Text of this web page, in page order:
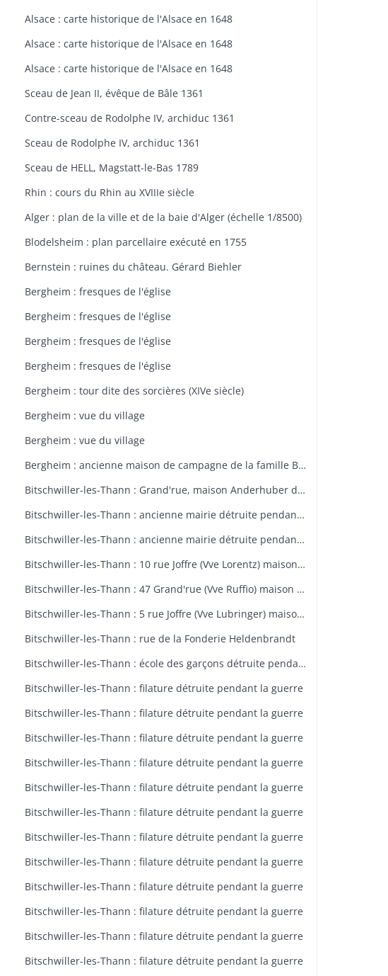
Alsace : carte historique de l'Alsace en 1648
Alsace : carte historique de l'Alsace en 1648
Alsace : carte historique de l'Alsace en 1648
Sceau de Jean II, évêque de Bâle 1361
Contre-sceau de Rodolphe IV, archiduc 1361
Sceau de Rodolphe IV, archiduc 1361
Sceau de HELL, Magstatt-le-Bas 1789
Rhin : cours du Rhin au XVIIIe siècle
Alger : plan de la ville et de la baie d'Alger (échelle 1/8500)
Blodelsheim : plan parcellaire exécuté en 1755
Bernstein : ruines du château. Gérard Biehler
Bergheim : fresques de l'église
Bergheim : fresques de l'église
Bergheim : fresques de l'église
Bergheim : fresques de l'église
Bergheim : tour dite des sorcières (XIVe siècle)
Bergheim : vue du village
Bergheim : vue du village
Bergheim : ancienne maison de campagne de la famille Bourste, actuellement hospice municipal
Bitschwiller-les-Thann : Grand'rue, maison Anderhuber détruite pendant la guerre
Bitschwiller-les-Thann : ancienne mairie détruite pendant la guerre
Bitschwiller-les-Thann : ancienne mairie détruite pendant la guerre
Bitschwiller-les-Thann : 10 rue Joffre (Vve Lorentz) maison détruite pendant la guerre
Bitschwiller-les-Thann : 47 Grand'rue (Vve Ruffio) maison détruite pendant la guerre
Bitschwiller-les-Thann : 5 rue Joffre (Vve Lubringer) maison détruite pendant la guerre
Bitschwiller-les-Thann : rue de la Fonderie Heldenbrandt
Bitschwiller-les-Thann : école des garçons détruite pendant la guerre
Bitschwiller-les-Thann : filature détruite pendant la guerre
Bitschwiller-les-Thann : filature détruite pendant la guerre
Bitschwiller-les-Thann : filature détruite pendant la guerre
Bitschwiller-les-Thann : filature détruite pendant la guerre
Bitschwiller-les-Thann : filature détruite pendant la guerre
Bitschwiller-les-Thann : filature détruite pendant la guerre
Bitschwiller-les-Thann : filature détruite pendant la guerre
Bitschwiller-les-Thann : filature détruite pendant la guerre
Bitschwiller-les-Thann : filature détruite pendant la guerre
Bitschwiller-les-Thann : filature détruite pendant la guerre
Bitschwiller-les-Thann : filature détruite pendant la guerre
Bitschwiller-les-Thann : filature détruite pendant la guerre